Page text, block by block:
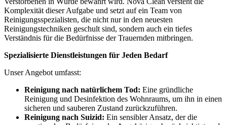
Komplexität dieser Aufgabe und setzt auf ein Team von
Reinigungsspezialisten, die nicht nur in den neuesten
Reinigungstechniken geschult sind, sondern auch ein tiefes
Verständnis für die Bedürfnisse der Trauernden mitbringen.
Spezialisierte Dienstleistungen für Jeden Bedarf
Unser Angebot umfasst:
Reinigung nach natürlichem Tod: Eine gründliche
Reinigung und Desinfektion des Wohnraums, um ihn in einen
sicheren und sauberen Zustand zurückzuführen.
Reinigung nach Suizid: Ein sensibler Ansatz, der die